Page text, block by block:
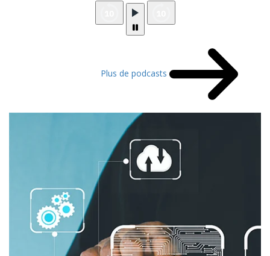
Plus de podcasts